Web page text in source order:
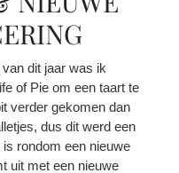
dit jaar was ik
of Pie om een taart te
verder gekomen dan
dus dit werd een
rondom een nieuwe
uit met een nieuwe